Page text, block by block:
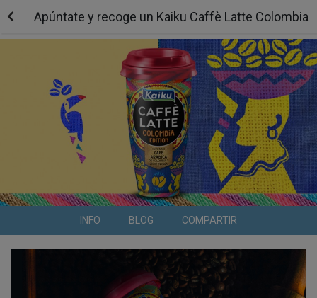
Apúntate y recoge un Kaiku Caffè Latte Colombia
INFO BLOG COMPARTIR